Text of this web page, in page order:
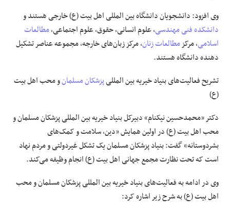
وی افزود: دانشجویان دانشگاه بینالمللیاهل بیت (ع)خارجی هستند و
دانشکده فنی مهندسی، علوم انسانی، حقوق، علوم اجتماعی،مطالعات
اسلامی، مرکزمطالعات زنان، مرکز زبان‌های خارجه، مجموعه عناصر تشکیل
دهنده دانشگاه هستند.
تشریح فعالیت‌های بنیاد خیریه بینالمللیپزشکان مسلمانومحباهل بیت
(ع)
دکتر «محمدحسین نیکنام» دبیرکل بنیاد خیریه بینالمللیپزشکان مسلمان و
محباهل بیت (ع)در اولین همایش «دین، سلامت و کمک‌های
بشردوستانه» گفت: بنیاد پزشکان مسلمان یک تشکل غیردولتی و مردم نهاد
است که تحت نظارت مجمع جهانی اهل بیت (ع) انجام وظیفه می‌کند.
وی در ادامه به فعالیت‌های بنیاد خیریه بینالمللیپزشکان مسلمان ومحب
اهل بیت (ع) به شرح زیر اشاره کرد: